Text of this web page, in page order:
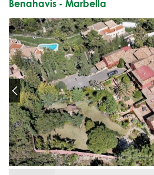
Benahavis - Marbella